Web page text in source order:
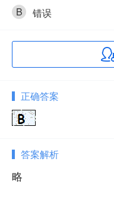
B 错误
正确答案
答案解析
略